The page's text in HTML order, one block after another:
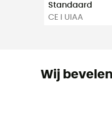
Standaard
CE I UIAA
Wij